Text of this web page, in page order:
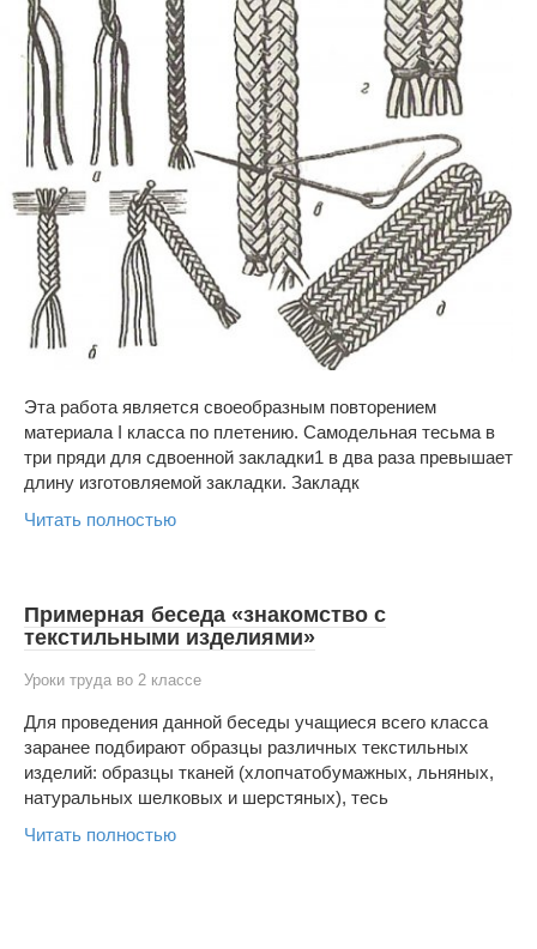
Эта работа является своеобразным повторением
материала I класса по плетению. Самодельная тесьма в
три пряди для сдвоенной закладки1 в два раза превышает
длину изготовляемой закладки. Закладк
Читать полностью
Примерная беседа «знакомство с
текстильными изделиями»
Уроки труда во 2 классе
Для проведения данной беседы учащиеся всего класса
заранее подбирают образцы различных текстильных
изделий: образцы тканей (хлопчатобумажных, льняных,
натуральных шелковых и шерстяных), тесь
Читать полностью